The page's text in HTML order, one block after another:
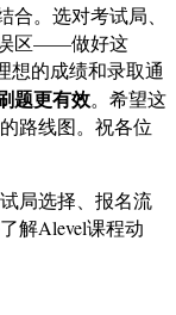
。选对考试局、
误区——做好这
想的成绩和录取通
题更有效。希望这
路线图。祝各位
局选择、报名流
解Alevel课程动